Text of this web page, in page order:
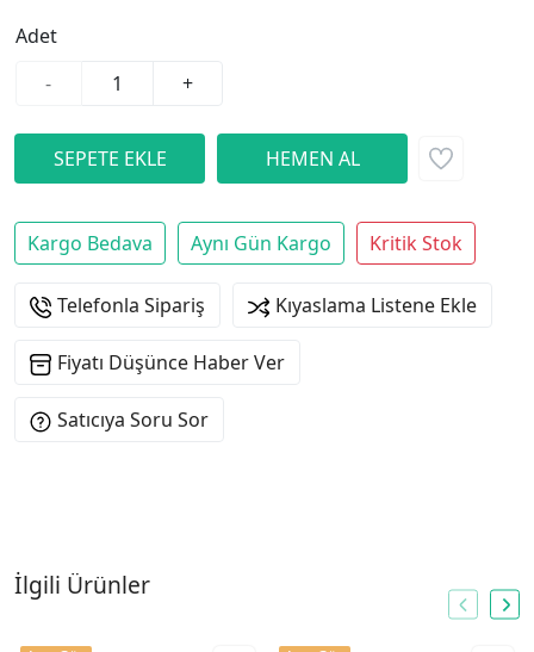
Adet
-
+
Kargo Bedava Aynı Gün Kargo Kritik Stok
Telefonla Sipariş Kıyaslama Listene Ekle
Fiyatı Düşünce Haber Ver
Satıcıya Soru Sor
İlgili Ürünler